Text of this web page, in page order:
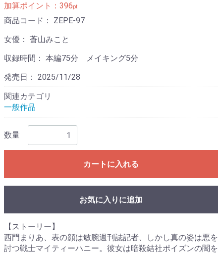
加算ポイント： 396pt
商品コード： ZEPE-97
女優： 蒼山みこと
収録時間： 本編75分 メイキング5分
発売日： 2025/11/28
関連カテゴリ
一般作品
数量
カートに入れる
お気に入りに追加
【ストーリー】
西門まりあ、表の顔は敏腕週刊誌記者、しかし真の姿は悪を
討つ戦士マイティーハニー。彼女は暗殺結社ポイズンの闇を